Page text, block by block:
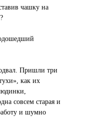
чашку на
Пришли три
как их
совсем старая и
и шумно